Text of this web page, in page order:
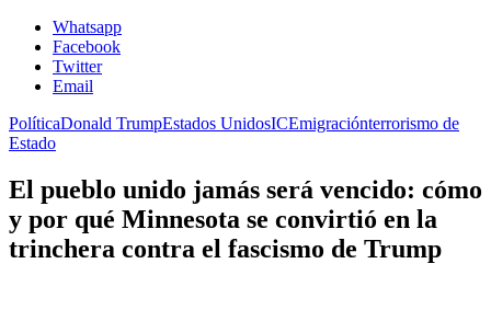
Whatsapp
Facebook
Twitter
Email
PolíticaDonald TrumpEstados UnidosICEmigraciónterrorismo de
Estado
El pueblo unido jamás será vencido: cómo
y por qué Minnesota se convirtió en la
trinchera contra el fascismo de Trump